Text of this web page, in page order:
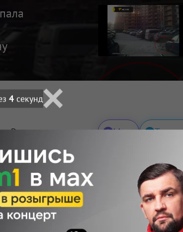
Размещение рекламы Макс
Поделиться
3 секунд